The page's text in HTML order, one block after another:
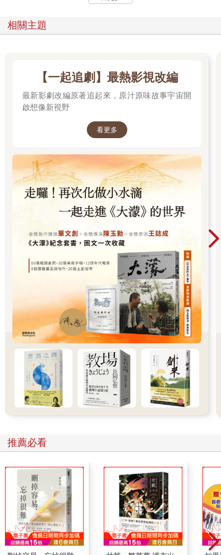
相關主題
【一起追劇】最熱影視改編
最新影劇改編原著追起來，原汁原味故事宇宙開
啟想像新視野
看更多
推薦必看